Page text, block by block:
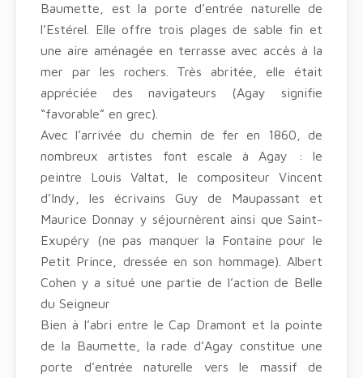
Baumette, est la porte d’entrée naturelle de
l’Estérel. Elle offre trois plages de sable fin et
une aire aménagée en terrasse avec accès à la
mer par les rochers. Très abritée, elle était
appréciée des navigateurs (Agay signifie
“favorable” en grec).
Avec l’arrivée du chemin de fer en 1860, de
nombreux artistes font escale à Agay : le
peintre Louis Valtat, le compositeur Vincent
d’Indy, les écrivains Guy de Maupassant et
Maurice Donnay y séjournèrent ainsi que Saint-
Exupéry (ne pas manquer la Fontaine pour le
Petit Prince, dressée en son hommage). Albert
Cohen y a situé une partie de l’action de Belle
du Seigneur
Bien à l’abri entre le Cap Dramont et la pointe
de la Baumette, la rade d’Agay constitue une
porte d’entrée naturelle vers le massif de